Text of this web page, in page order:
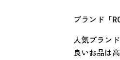
ブランド「
人気ブラン
良いお品は